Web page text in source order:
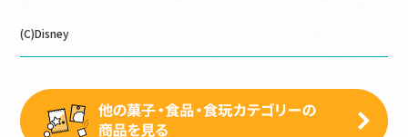
(C)Disney